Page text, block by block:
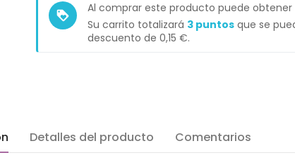
loyalty
Al comprar este producto puede obtener
Su carrito totalizará 3 puntos que se
descuento de 0,15 €.
Detalles del producto Comentarios